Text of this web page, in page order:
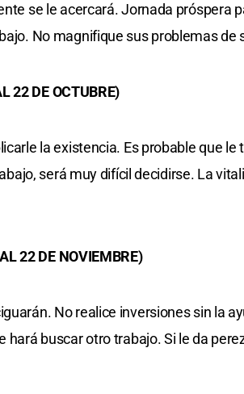
se le acercará. Jornada próspera
No magnifique sus problemas de
22 DE OCTUBRE)
la existencia. Es probable que le
será muy difícil decidirse. La
22 DE NOVIEMBRE)
No realice inversiones sin la
hará buscar otro trabajo. Si le da